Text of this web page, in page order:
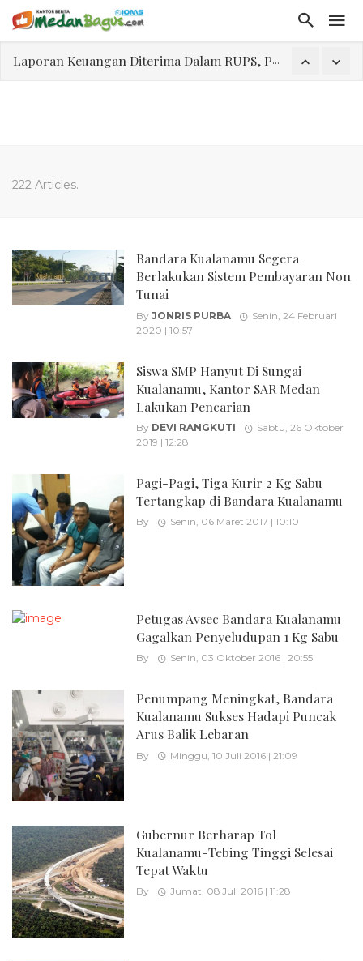
Laporan Keuangan Diterima Dalam RUPS, Pelaporan Hingga Penahanan Mantan Direktur PT GKS Dinilai Rancu
222 Articles.
Bandara Kualanamu Segera
Berlakukan Sistem Pembayaran Non
Tunai
By JONRIS PURBA
Senin, 24 Februari
2020 | 10:57
Siswa SMP Hanyut Di Sungai
Kualanamu, Kantor SAR Medan
Lakukan Pencarian
By DEVI RANGKUTI
Sabtu, 26 Oktober
2019 | 12:28
Pagi-Pagi, Tiga Kurir 2 Kg Sabu
Tertangkap di Bandara Kualanamu
By Senin, 06 Maret 2017 | 10:10
Petugas Avsec Bandara Kualanamu
Gagalkan Penyeludupan 1 Kg Sabu
By Senin, 03 Oktober 2016 | 20:55
Penumpang Meningkat, Bandara
Kualanamu Sukses Hadapi Puncak
Arus Balik Lebaran
By Minggu, 10 Juli 2016 | 21:09
Gubernur Berharap Tol
Kualanamu-Tebing Tinggi Selesai
Tepat Waktu
By Jumat, 08 Juli 2016 | 11:28